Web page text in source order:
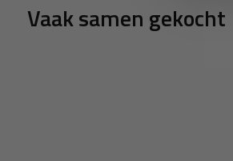
Vaak samen gekocht